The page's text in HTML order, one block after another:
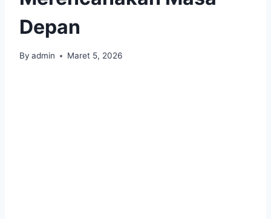
Depan
By admin Maret 5, 2026